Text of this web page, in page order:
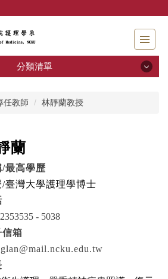
分類清單
任教師 林靜蘭教授
蘭
/最高學歷
/臺灣大學護理學博士
- 5038
信箱